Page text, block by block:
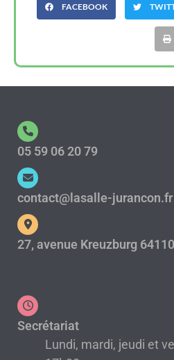
FACEBOOK
05 59 06 20 79
contact@lasalle-jurancon.fr
27, avenue Kreuzburg
Secrétariat
Lundi, mardi, jeudi et